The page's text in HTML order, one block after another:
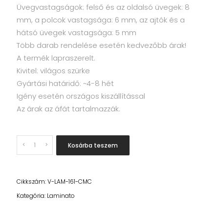
Üvegvastagságok: felső és az oldalsó üvegek: 8
mm, a polcok vastagsága: 6 mm, az ajtók és a
hátsó üvegek vastagsága: 5 mm
Több darab rendelése esetén kedvezőbb árak!
A termék lapraszerelt.
Kivitel: világos szürke
Gyártási határidő: ~4-8 hét
Igény esetén országos kiszállítással
Az árak az áfát tartalmazzák.
Quantity Kosárba teszem
Cikkszám:V-LAM-161-CMC
Kategória: Laminato